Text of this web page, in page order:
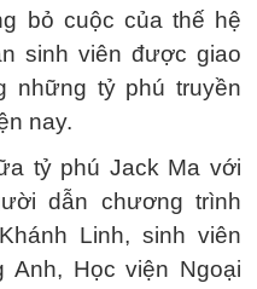
bỏ cuộc của thế hệ
sinh viên được giao
những tỷ phú truyền
nay.
tỷ phú Jack Ma với
dẫn chương trình
Linh, sinh viên
Anh, Học viện Ngoại